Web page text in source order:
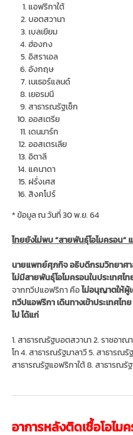
แอฟริกาใต้
บอตสวานา
เบลเยียม
ฮ่องกง
อิสราเอล
อังกฤษ
เนเธอร์แลนด์
เยอรมนี
สาธารณรัฐเช็ก
ออสเตรีย
เดนมาร์ก
ออสเตรเลีย
อิตาลี
แคนาดา
ฝรั่งเศส
สิงคโปร์
* ข้อมูล ณ วันที่ 30 พ.ย. 64
ไทยยังไม่พบ “สายพันธุ์โอไมครอน”
นายแพทย์ศุภกิจ อธิบดีกรมวิทยาศ
ไม่มีสายพันธุ์โอไมครอนในประเทศไท
จากทวีปแอฟริกา คือไม่อนุญาตให้ผู้เ
ทวีปแอฟริกา เดินทางเข้าประเทศไ
ไป ได้แก่
1. สาธารณรัฐบอตสวานา 2. ราชอาณ
โท 4. สาธารณรัฐมาลาวี 5. สาธารณ
สาธารณรัฐแอฟริกาใต้ 8. สาธารณรั
อาการหลังติดเชื้อโอไม